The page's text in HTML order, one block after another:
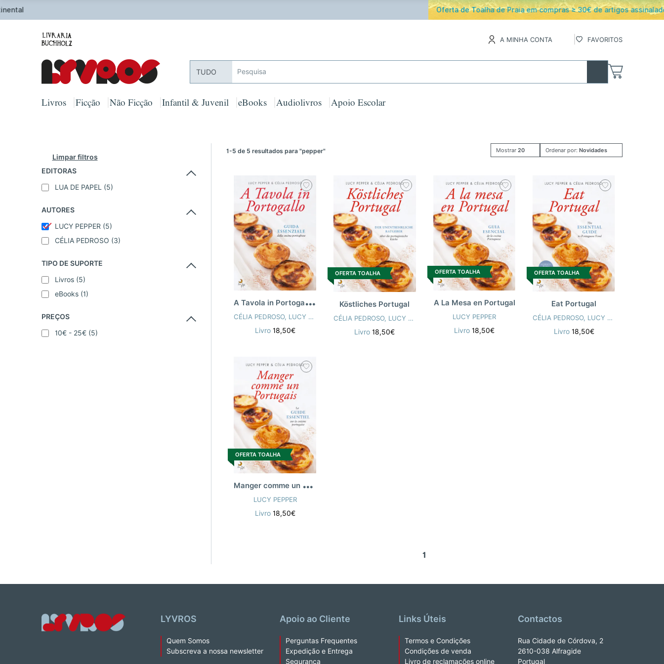
Oferta de Toalha de Praia em compras ≥ 30€ de artigos assinalados
A MINHA CONTA FAVORITOS
TUDO
Livros Ficção Não Ficção Infantil & Juvenil eBooks Audiolivros Apoio Escolar
Limpar filtros
EDITORAS
LUA DE PAPEL (5)
AUTORES
LUCY PEPPER (5)
CÉLIA PEDROSO (3)
TIPO DE SUPORTE
Livros (5)
eBooks (1)
PREÇOS
10€ - 25€ (5)
1-5 de 5 resultadospara "pepper" Mostrar 20 Ordenar por: Novidades
A
Tavola in Portogallo (Eat Portugal - Italiano)
CÉLIA PEDROSO, LUCY PEPPER
Livro 18,50€
OFERTA TOALHA
Köstliches Portugal
CÉLIA PEDROSO, LUCY PEPPER
Livro18,50€
OFERTA TOALHA
A La Mesa en Portugal
LUCY PEPPER
Livro18,50€
OFERTA TOALHA
Eat Portugal
CÉLIA PEDROSO, LUCY PEPPER
Livro 18,50€
OFERTA TOALHA
M
anger comme un Portugais
LUCY PEPPER
Livro 18,50€
1
LYVROS
Quem Somos
Subscreva a nossa newsletter
Apoio ao Cliente
Perguntas Frequentes
Expedição e Entrega
Segurança
Links Úteis
Termos e Condições
Condições de venda
Livro de reclamações online
Contactos
Rua Cidade de Córdova, 2
2610-038 Alfragide
Portugal